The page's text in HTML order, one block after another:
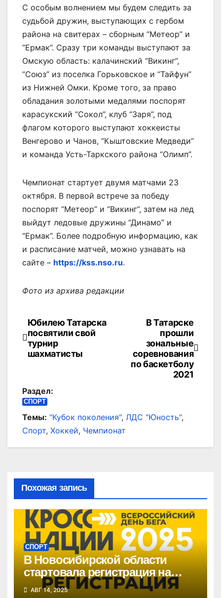
С особым волнением мы будем следить за
судьбой дружин, выступающих с гербом
района на свитерах – сборным “Метеор” и
“Ермак”. Сразу три команды выступают за
Омскую область: калачинский “Викинг”,
“Союз” из поселка Горьковское и “Тайфун”
из Нижней Омки. Кроме того, за право
обладания золотыми медалями поспорят
карасукский “Сокол”, клуб “Заря”, под
флагом которого выступают хоккеисты
Венгерово и Чанов, “Кыштовские Медведи”
и команда Усть-Таркского района “Олимп”.
Чемпионат стартует двумя матчами 23
октября. В первой встрече за победу
поспорят “Метеор” и “Викинг”, затем на лед
выйдут ледовые дружины “Динамо” и
“Ермак”. Более подробную информацию, как
и расписание матчей, можно узнавать на
сайте – https://kss.nso.ru.
Фото из архива редакции
Навигация
по
В Татарске
прошли
зональные
соревнования
по баскетболу
2021
Юбилею Татарска
посвятили свой
турнир
шахматисты
Раздел:
СПОРТ
Темы: "Кубок поколения", ЛДС "Юность",
Спорт, Хоккей, Чемпионат
Похожая запись
СПОРТ
В Новосибирской области
стартовала регистрация на
«Кросс нации»
АВГ 14, 2025